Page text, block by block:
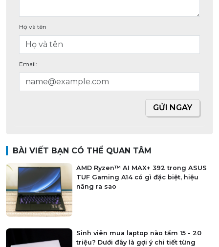
Họ và tên
Email:
GỬI NGAY
BÀI VIẾT BẠN CÓ THỂ QUAN TÂM
AMD Ryzen™ AI MAX+ 392 trong ASUS
TUF Gaming A14 có gì đặc biệt, hiệu
năng ra sao
Sinh viên mua laptop nào tầm 15 - 20
triệu? Dưới đây là gợi ý chi tiết từng